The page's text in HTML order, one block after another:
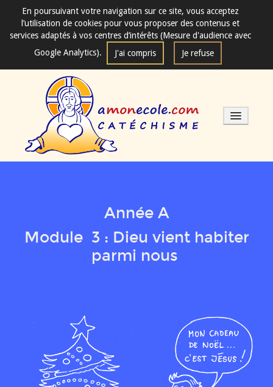
En poursuivant votre navigation sur ce site, vous acceptez
l’utilisation de cookies pour vous proposer des contenus et
services adaptés à vos centres d’intérêts (Mesure d'audience avec
Google Analytics).
J'ai compris Je refuse
Année A
Module 3 : Dieu vient habiter
parmi nous